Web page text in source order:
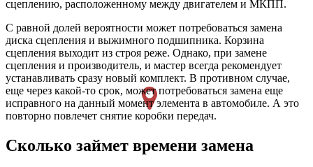
сцеплению, расположенному между двигателем и МКПП.
С равной долей вероятности может потребоваться замена
диска сцепления и выжимного подшипника. Корзина
сцепления выходит из строя реже. Однако, при замене
сцепления и производитель, и мастер всегда рекомендует
устанавливать сразу новый комплект. В противном случае,
еще через какой-то срок, может потребоваться замена еще
исправного на данный момент элемента в автомобиле. А это
повторно повлечет снятие коробки передач.
Сколько займет времени замена